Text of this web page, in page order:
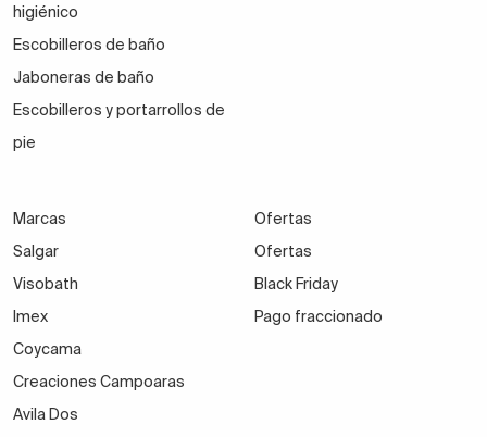
higiénico
Escobilleros de baño
Jaboneras de baño
Escobilleros y portarrollos de
pie
Marcas
Salgar
Visobath
Imex
Coycama
Creaciones Campoaras
Avila Dos
Ofertas
Ofertas
Black Friday
Pago fraccionado